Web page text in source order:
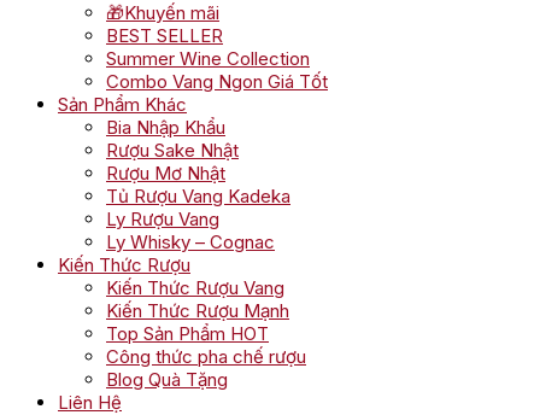
🎁Khuyến mãi
BEST SELLER
Summer Wine Collection
Combo Vang Ngon Giá Tốt
Sản Phẩm Khác
Bia Nhập Khẩu
Rượu Sake Nhật
Rượu Mơ Nhật
Tủ Rượu Vang Kadeka
Ly Rượu Vang
Ly Whisky – Cognac
Kiến Thức Rượu
Kiến Thức Rượu Vang
Kiến Thức Rượu Mạnh
Top Sản Phẩm HOT
Công thức pha chế rượu
Blog Quà Tặng
Liên Hệ